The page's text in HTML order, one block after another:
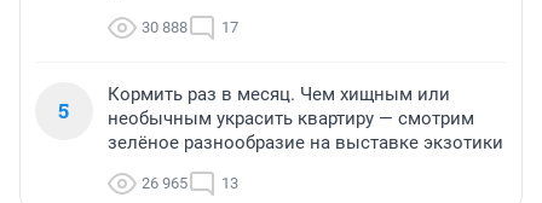
30 888 17
5
Кормить раз в месяц. Чем хищным или
необычным украсить квартиру — смотрим
зелёное разнообразие на выставке экзотики
26 965 13